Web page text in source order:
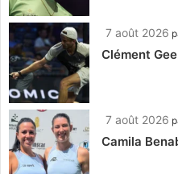
7 août 2026
Clément
7 août 2026
Camila